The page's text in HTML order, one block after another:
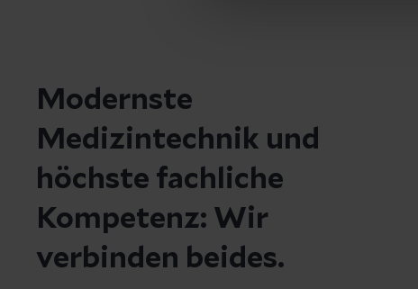
Modernste
Medizintechnik und
höchste fachliche
Kompetenz: Wir
verbinden beides.